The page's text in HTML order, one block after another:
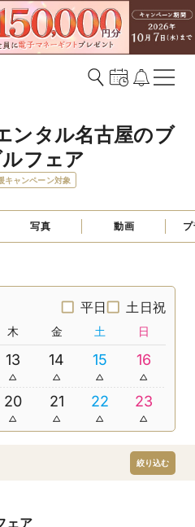
ンタル名古屋のブ
フェア
キャンペーン対象
写真 動画
平日 土日祝
木 金 土 日
13 14 15 16
20 21 22 23
絞り込む
ェア